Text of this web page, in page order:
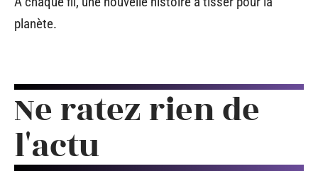
planète.
Ne ratez rien de
l'actu